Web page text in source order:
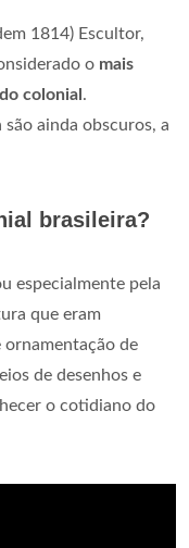
1814) Escultor,
o mais
colonial .
ainda obscuros, a
brasileira?
especialmente pela
que eram
de
de desenhos e
o cotidiano do